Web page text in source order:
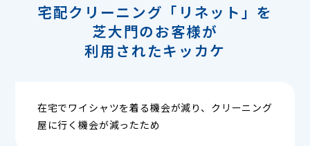
宅配クリーニング「リネット」を
芝大門のお客様が
利用されたキッカケ
在宅でワイシャツを着る機会が減り、クリーニング
屋に行く機会が減ったため